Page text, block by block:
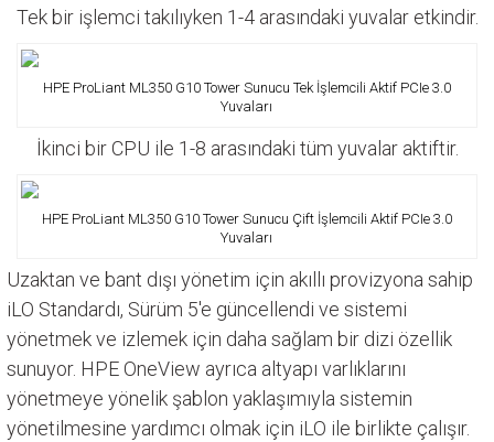
Tek bir işlemci takılıyken 1-4 arasındaki yuvalar etkindir.
HPE ProLiant ML350 G10 Tower Sunucu Tek İşlemcili Aktif PCIe 3.0
Yuvaları
İkinci bir CPU ile 1-8 arasındaki tüm yuvalar aktiftir.
HPE ProLiant ML350 G10 Tower Sunucu Çift İşlemcili Aktif PCIe 3.0
Yuvaları
Uzaktan ve bant dışı yönetim için akıllı provizyona sahip
iLO Standardı, Sürüm 5'e güncellendi ve sistemi
yönetmek ve izlemek için daha sağlam bir dizi özellik
sunuyor. HPE OneView ayrıca altyapı varlıklarını
yönetmeye yönelik şablon yaklaşımıyla sistemin
yönetilmesine yardımcı olmak için iLO ile birlikte çalışır.